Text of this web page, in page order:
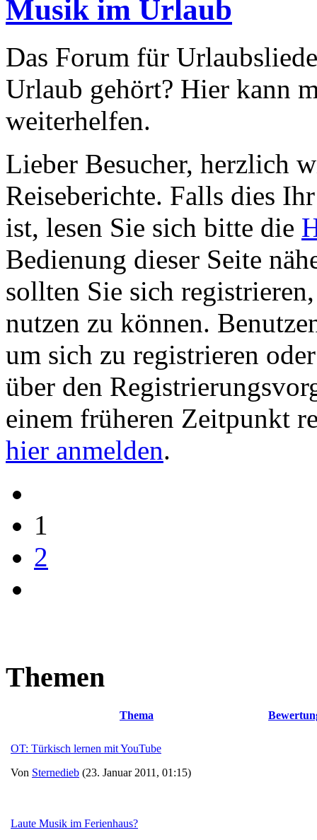
Musik im Urlaub
Das Forum für
Urlaub gehört? Hier kann
weiterhelfen.
Lieber Besucher, herzlich
Reiseberichte. Falls dies
ist, lesen Sie sich bitte die
Bedienung dieser Seite
sollten Sie sich
nutzen zu können.
um sich zu registrieren
über den
einem früheren Zeitpunkt
hier anmelden.
1
2
Themen
Thema
OT: Türkisch lernen mit YouTube
Von Sternedieb (23. Januar 2011, 01:15)
Laute Musik im Ferienhaus?